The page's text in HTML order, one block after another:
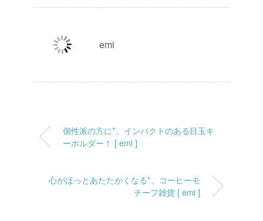
emi
個性派の方に*。インパクトのある目玉キ
ーホルダー！ [ emi ]
心がほっとあたたかくなる*。コーヒーモ
チーフ雑貨 [ emi ]